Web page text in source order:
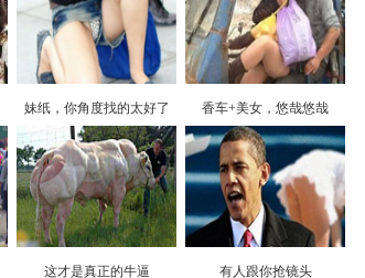
妹纸，你角度找的太好了 香车+美女，悠哉悠哉
这才是真正的牛逼 有人跟你抢镜头